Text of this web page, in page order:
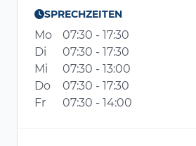
SPRECHZEITEN
Mo
07:30 - 17:30
Di
07:30 - 17:30
Mi
07:30 - 13:00
Do
07:30 - 17:30
Fr
07:30 - 14:00